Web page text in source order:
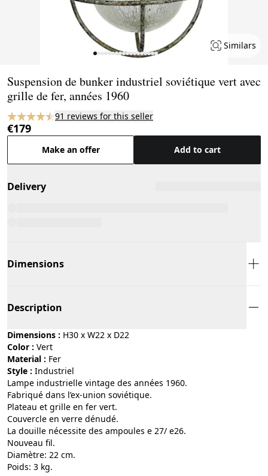
Similars
Suspension de bunker industriel soviétique vert avec
grille de fer, années 1960
91 reviews for this seller
€179
Make an offer Add to cart
Delivery
Dimensions
Description
Dimensions : H30 x W22 x D22
Color :
vert
Material :
fer
Style : industriel
Lampe industrielle vintage des années 1960.
Fabriqué dans l’ex-union soviétique.
Plateau et grille en fer vert.
Couvercle en verre dénudé.
La douille nécessite des ampoules e 27/ e26.
Nouveau fil.
Diamètre: 22 cm.
Poids: 3 kg.